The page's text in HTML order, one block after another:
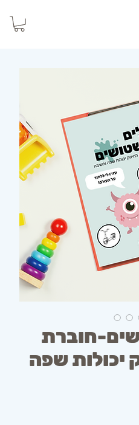
חוברת
יכולות שפה